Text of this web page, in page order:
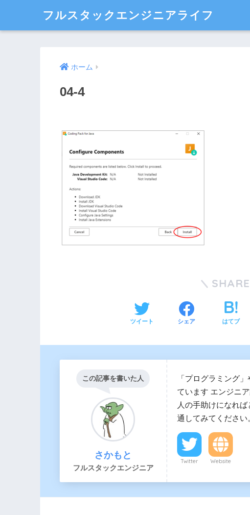
フルスタックエンジニアライフ
ホーム
04-4
SHARE
ツイート シェア はてブ
この記事を書いた人
さかもと
フルスタックエンジニア
「プログラミング
ています エンジニ
人の手助けになれ
通してみてください
Twitter Website